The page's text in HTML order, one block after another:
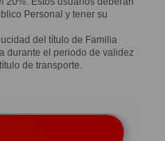
Personal y tener su
del título de Familia
durante el periodo de validez
de transporte.